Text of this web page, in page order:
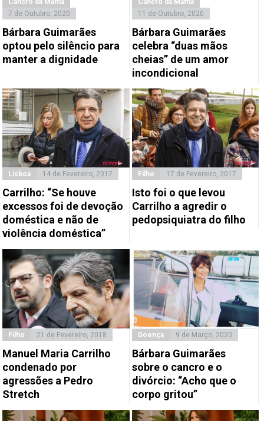
7 de Outubro, 2020
Bárbara Guimarães
optou pelo silêncio para
manter a dignidade
11 de Outubro, 2020
Bárbara Guimarães
celebra “duas mãos
cheias” de um amor
incondicional
Lisboa 14 de Fevereiro, 2017
Carrilho: “Se houve
excessos foi de devoção
doméstica e não de
violência doméstica”
Filho 17 de Fevereiro, 2017
Isto foi o que levou
Carrilho a agredir o
pedopsiquiatra do filho
Filho 21 de Fevereiro, 2018
Manuel Maria Carrilho
condenado por
agressões a Pedro
Stretch
Doença 9 de Março, 2020
Bárbara Guimarães
sobre o cancro e o
divórcio: “Acho que o
corpo gritou”